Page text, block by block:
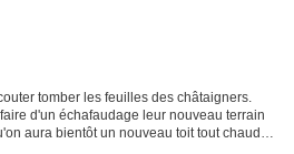
tomber les feuilles des châtaigners.
d'un échafaudage leur nouveau terrain
aura bientôt un nouveau toit tout chaud.